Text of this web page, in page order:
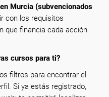
Murcia (subvencionados
con los requisitos
que financia cada acción
cursos para ti?
filtros para encontrar el
Si ya estás registrado,